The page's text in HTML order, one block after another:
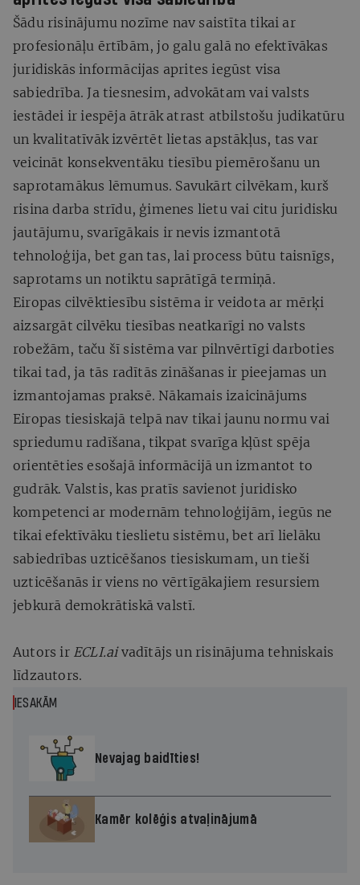
Šādu risinājumu nozīme nav saistīta tikai ar
profesionāļu ērtībām, jo galu galā no efektīvākas
juridiskās informācijas aprites iegūst visa
sabiedrība. Ja tiesnesim, advokātam vai valsts
iestādei ir iespēja ātrāk atrast atbilstošu judikatūru
un kvalitatīvāk izvērtēt lietas apstākļus, tas var
veicināt konsekventāku tiesību piemērošanu un
saprotamākus lēmumus. Savukārt cilvēkam, kurš
risina darba strīdu, ģimenes lietu vai citu juridisku
jautājumu, svarīgākais ir nevis izmantotā
tehnoloģija, bet gan tas, lai process būtu taisnīgs,
saprotams un notiktu saprātīgā termiņā.
Eiropas cilvēktiesību sistēma ir veidota ar mērķi
aizsargāt cilvēku tiesības neatkarīgi no valsts
robežām, taču šī sistēma var pilnvērtīgi darboties
tikai tad, ja tās radītās zināšanas ir pieejamas un
izmantojamas praksē. Nākamais izaicinājums
Eiropas tiesiskajā telpā nav tikai jaunu normu vai
spriedumu radīšana, tikpat svarīga kļūst spēja
orientēties esošajā informācijā un izmantot to
gudrāk. Valstis, kas pratīs savienot juridisko
kompetenci ar modernām tehnoloģijām, iegūs ne
tikai efektīvāku tieslietu sistēmu, bet arī lielāku
sabiedrības uzticēšanos tiesiskumam, un tieši
uzticēšanās ir viens no vērtīgākajiem resursiem
jebkurā demokrātiskā valstī.
Autors ir ECLI.aivadītājs un risinājuma tehniskais
līdzautors.
IESAKĀM
Nevajag baidīties!
Kamēr kolēģis atvaļinājumā